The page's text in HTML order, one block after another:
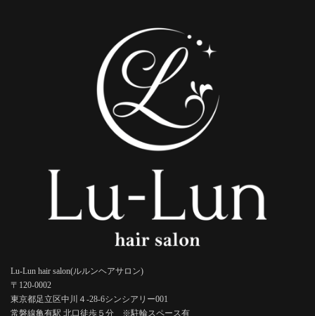
Lu-Lun hair salon(ルルンヘアサロン)
〒120-0002
東京都足立区中川４-28-6シンシアリー001
常磐線亀有駅 北口徒歩５分 ※駐輪スペース有